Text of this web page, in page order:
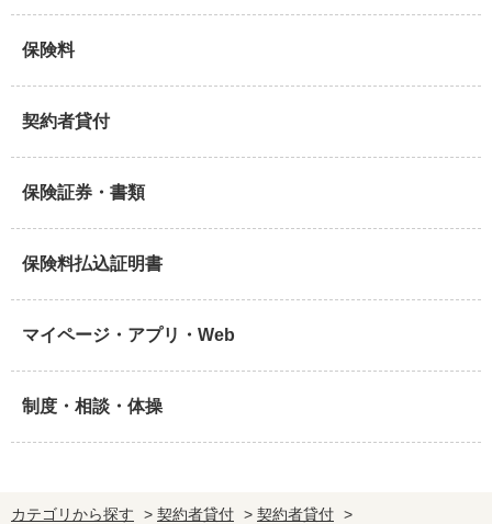
保険料
契約者貸付
保険証券・書類
保険料払込証明書
マイページ・アプリ・Web
制度・相談・体操
カテゴリから探す > 契約者貸付 > 契約者貸付 >